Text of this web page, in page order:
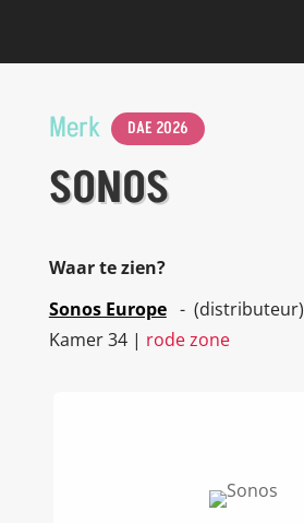
Merk DAE 2026
SONOS
Waar te zien?
Sonos Europe- (distributeur)
Kamer 34 | rode zone